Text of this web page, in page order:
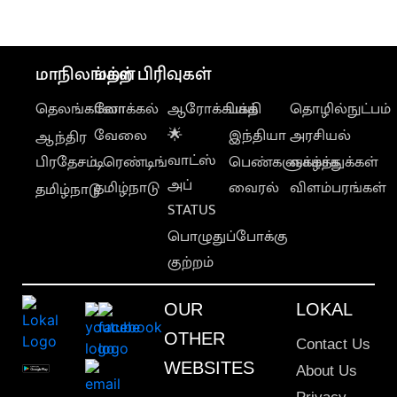
மாநிலங்கள்
தெலங்கானா
ஆந்திர
பிரதேசம்
தமிழ்நாடு
மற்ற பிரிவுகள்
லோக்கல்
வேலை
டிரெண்டிங்
தமிழ்நாடு
ஆரோக்கியம்
🌟
வாட்ஸ்
அப்
STATUS
பொழுதுப்போக்கு
குற்றம்
பக்தி
இந்தியா
பெண்களுக்காக
வைரல்
தொழில்நுட்பம்
அரசியல்
வாழ்த்துக்கள்
விளம்பரங்கள்
OUR
OTHER
WEBSITES
LOKAL
Contact Us
About Us